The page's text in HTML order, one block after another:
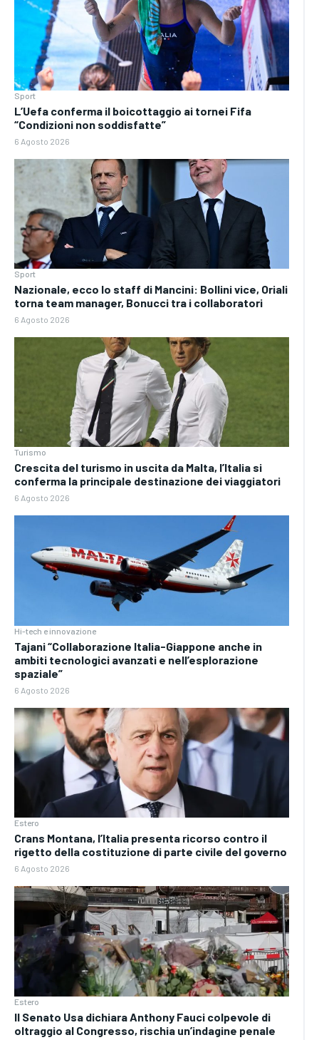
Sport
L’Uefa conferma il boicottaggio ai tornei Fifa
“Condizioni non soddisfatte”
6 Agosto 2026
Sport
Nazionale, ecco lo staff di Mancini: Bollini vice, Oriali
torna team manager, Bonucci tra i collaboratori
6 Agosto 2026
Turismo
Crescita del turismo in uscita da Malta, l’Italia si
conferma la principale destinazione dei viaggiatori
6 Agosto 2026
Hi-tech e innovazione
Tajani “Collaborazione Italia-Giappone anche in
ambiti tecnologici avanzati e nell’esplorazione
spaziale”
6 Agosto 2026
Estero
Crans Montana, l’Italia presenta ricorso contro il
rigetto della costituzione di parte civile del governo
6 Agosto 2026
Estero
Il Senato Usa dichiara Anthony Fauci colpevole di
oltraggio al Congresso, rischia un’indagine penale